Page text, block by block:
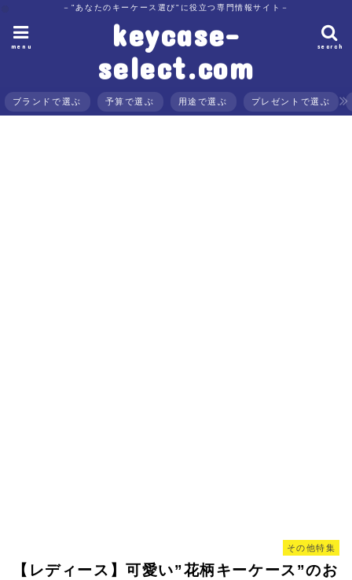
－"あなたのキーケース選び"に役立つ専門情報サイト－
keycase-
select.com
search
menu
ブランドで選ぶ 予算で選ぶ 用途で選ぶ プレゼントで選ぶ
その他特集
【レディース】可愛い”花柄キーケース”のお